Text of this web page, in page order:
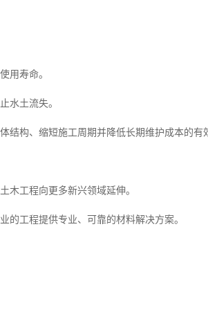
用寿命。
水土流失。
构、缩短施工周期并降低长期维护成本的有
木工程向更多新兴领域延伸。
的工程提供专业、可靠的材料解决方案。